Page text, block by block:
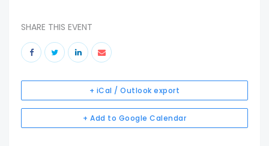
SHARE THIS EVENT
+ Add to Google Calendar
+ iCal / Outlook export